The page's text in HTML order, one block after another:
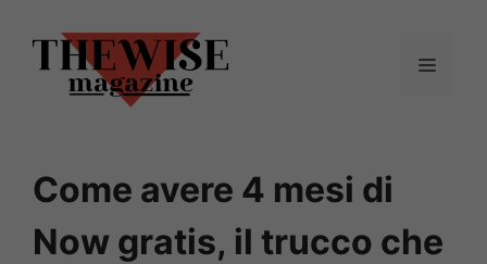
contenuto
Menu
Come avere 4 mesi di
Now gratis, il trucco che